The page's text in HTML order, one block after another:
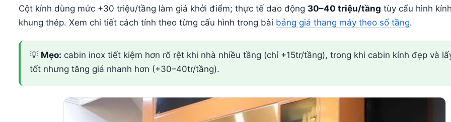
Cột kính dùng mức +30 triệu/tầng làm giá khởi điểm; thực tế dao động 30–40 triệu/tầng tùy cấu hình
khung thép. Xem chi tiết cách tính theo từng cấu hình trong bài bảng giá thang máy theo số tầng.
💡 Mẹo: cabin inox tiết kiệm hơn rõ rệt khi nhà nhiều tầng (chỉ +15tr/tầng), trong khi cabin kính đẹp và
tốt nhưng tăng giá nhanh hơn (+30–40tr/tầng).